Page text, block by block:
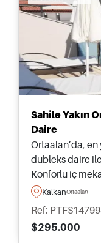
Sahile Yakın
Daire
Ortaalan’da, en
dubleks daire ile
Konforlu iç
mükemmel
KalkanOrtaalan
Ref:
$295.000